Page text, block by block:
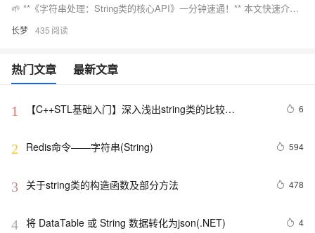
🌱 **《字符串处理：String类的核心API》一分钟速通！** 本文快速介绍Java中String类的3个高频API：`substring`、`indexOf`和`split`，并通过代码示例展示其用法。重点提示：`substring`的结束索引不包含该位置，`split`支持正则表达式。进一步探讨了String不可变性的高效设计原理及企业级编码规范，如避免使用`new String()`、拼接时使用`StringBuilder`等。最后通过互动解密游戏帮助读者巩固知识。 （上一篇：《多维数组与常见操作》 | 下一篇预告：《输入与输出：Scanner与System类》）
长梦 435
热门文章 最新文章
1
【C++STL基础入门】深入浅出string类的比较
6
2 Redis命令——字符串(String) 594
3 关于string类的构造函数及部分方法 478
4 将 DataTable 或 String 数据转化为json(.NET) 4